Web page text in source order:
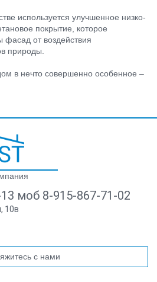
используется улучшенное низко-
покрытие, которое
от воздействия
природы.
в нечто совершенно особенное –
моб 8-915-867-71-02
10в
с нами